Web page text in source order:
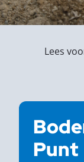
Lees
Punt